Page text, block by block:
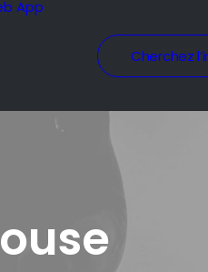
App
Cherchez